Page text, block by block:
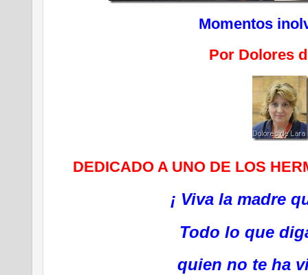
Momentos
Por Dolores
DEDICADO A UNO DE LOS
¡ Viva la madre
Todo lo que
quien no te ha